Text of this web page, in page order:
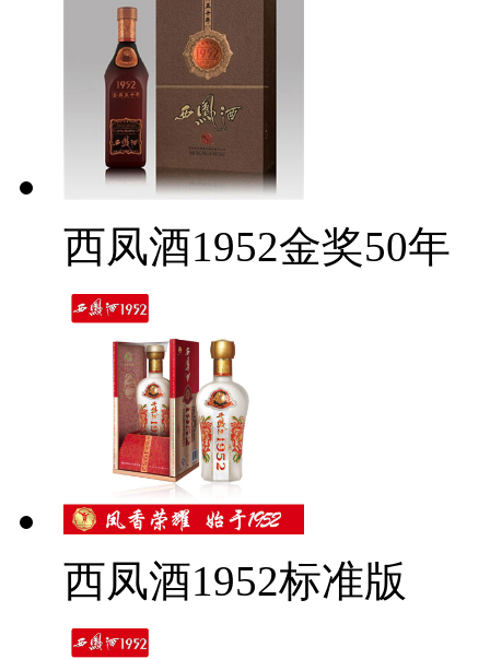
西凤酒1952金奖50年
西凤酒1952标准版